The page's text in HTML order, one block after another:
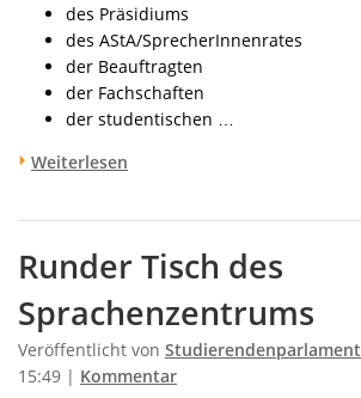
des Präsidiums
des AStA/SprecherInnenrates
der Beauftragten
der Fachschaften
der studentischen …
Weiterlesen
Runder Tisch des
Sprachenzentrums
Veröffentlicht von Studierendenparlament
15:49 | Kommentar